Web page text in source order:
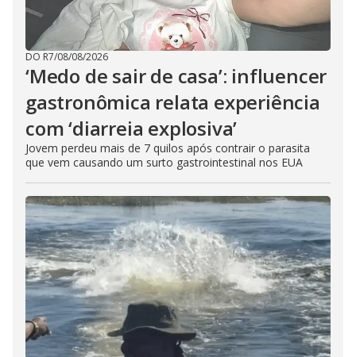
DO R7/08/08/2026
‘Medo de sair de casa’: influencer
gastronômica relata experiência
com ‘diarreia explosiva’
Jovem perdeu mais de 7 quilos após contrair o parasita
que vem causando um surto gastrointestinal nos EUA